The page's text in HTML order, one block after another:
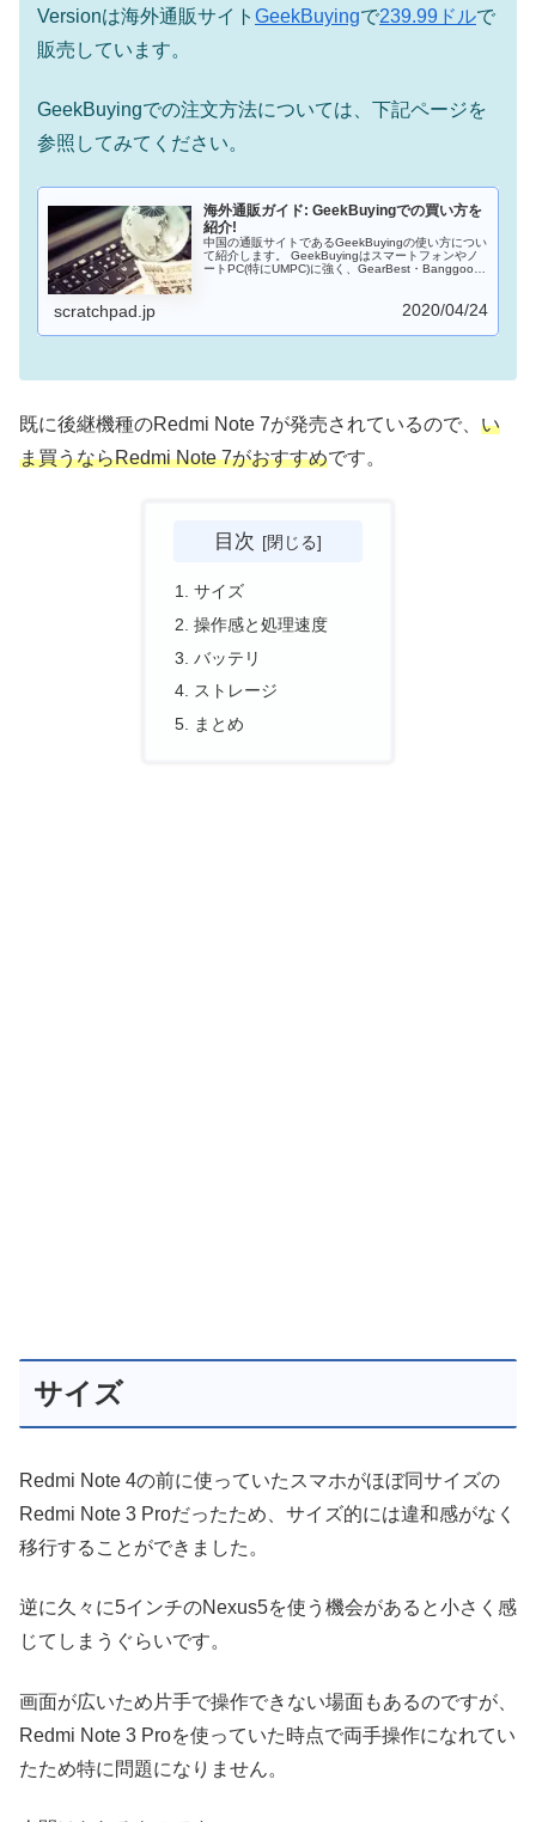
Versionは海外通販サイト GeekBuyingで239.99ドルで
販売しています。
GeekBuyingでの注文方法については、下記ページを
参照してみてください。
海外通販ガイド: GeekBuyingでの買い方を
紹介!
中国の通販サイトであるGeekBuyingの使い方につい
て紹介します。 GeekBuyingはスマートフォンやノ
ートPC(特にUMPC)に強く、GearBest・Banggood
scratchpad.jp 2020/04/24
既に後継機種のRedmi Note 7が発売されているので、 い
ま買うならRedmi Note 7がおすすめです。
目次
サイズ
操作感と処理速度
バッテリ
ストレージ
まとめ
サイズ
Redmi Note 4の前に使っていたスマホがほぼ同サイズの
Redmi Note 3 Proだったため、サイズ的には違和感がなく
移行することができました。
逆に久々に5インチのNexus5を使う機会があると小さく感
じてしまうぐらいです。
画面が広いため片手で操作できない場面もあるのですが、
Redmi Note 3 Proを使っていた時点で両手操作になれてい
たため特に問題になりません。